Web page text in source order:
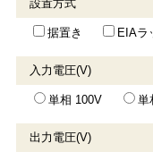
設置方式
据置き EIAラ
入力電圧(V)
単相 100V 単
出力電圧(V)